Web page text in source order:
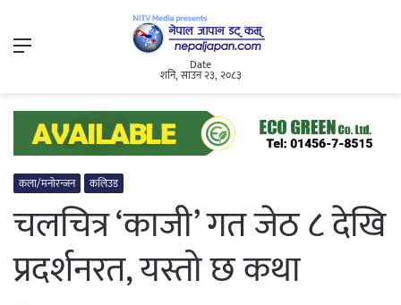
Menu
Date
शनि, साउन २३, २०८३
कला/मनोरन्जन कलिउड
चलचित्र ‘काजी’ गत जेठ ८ देखि
प्रदर्शनरत, यस्तो छ कथा